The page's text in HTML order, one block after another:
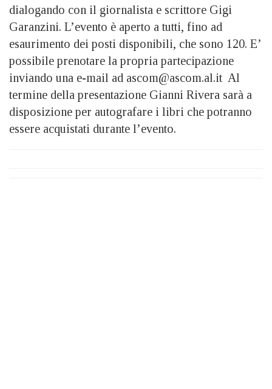
dialogando con il giornalista e scrittore Gigi
Garanzini. L’evento è aperto a tutti, fino ad
esaurimento dei posti disponibili, che sono 120. E’
possibile prenotare la propria partecipazione
inviando una e-mail ad ascom@ascom.al.it Al
termine della presentazione Gianni Rivera sarà a
disposizione per autografare i libri che potranno
essere acquistati durante l’evento.